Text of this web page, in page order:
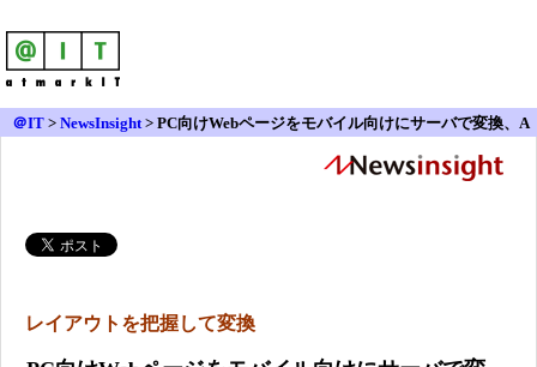
＠IT > NewsInsight> PC向けWebページをモバイル向けにサーバで変換、A
レイアウトを把握して変換